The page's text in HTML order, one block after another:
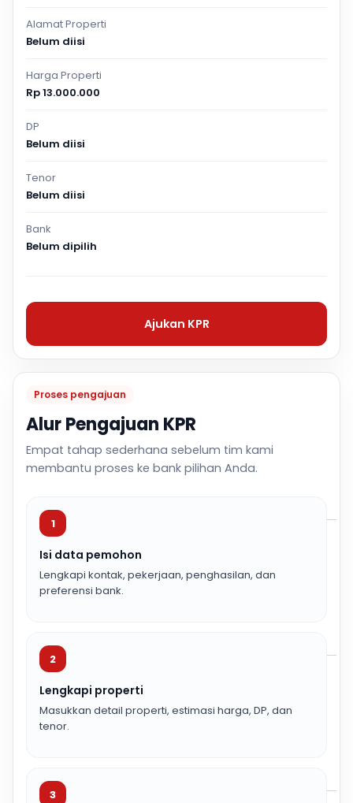
Proses pengajuan
Alur Pengajuan KPR
Empat tahap sederhana sebelum tim kami
membantu proses ke bank pilihan Anda.
1
Isi data pemohon
Lengkapi kontak, pekerjaan, penghasilan, dan
preferensi bank.
2
Lengkapi properti
Masukkan detail properti, estimasi harga, DP, dan
tenor.
3
Alamat Properti
Belum diisi
Harga Properti
Rp 13.000.000
DP
Belum diisi
Tenor
Belum diisi
Bank
Belum dipilih
Ajukan KPR